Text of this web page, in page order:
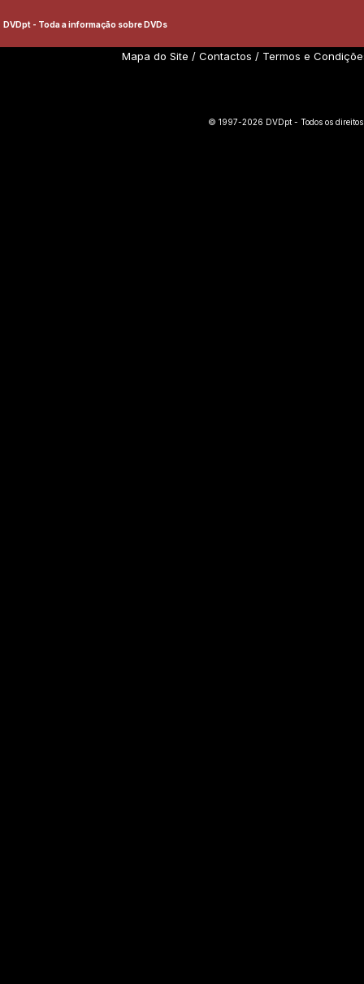
DVDpt - Toda a informação sobre DVDs
Mapa do Site / Contactos / Termos e
© 1997-2026 DVDpt - Todos os direitos